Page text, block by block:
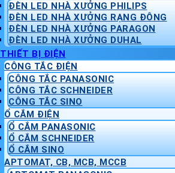
ĐÈN LED NHÀ XƯỞNG PHILIPS
ĐÈN LED NHÀ XƯỞNG RẠNG ĐÔNG
ĐÈN LED NHÀ XƯỞNG PARAGON
ĐÈN LED NHÀ XƯỞNG DUHAL
THIẾT BỊ ĐIỆN
CÔNG TẮC ĐIỆN
CÔNG TẮC PANASONIC
CÔNG TẮC SCHNEIDER
CÔNG TẮC SINO
Ổ CẮM ĐIỆN
Ổ CẮM PANASONIC
Ổ CẮM SCHNEIDER
Ổ CẮM SINO
APTOMAT, CB, MCB, MCCB